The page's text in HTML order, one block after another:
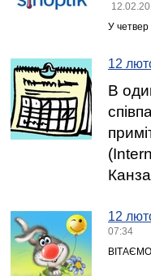
У четвер
12
В
12
07:34